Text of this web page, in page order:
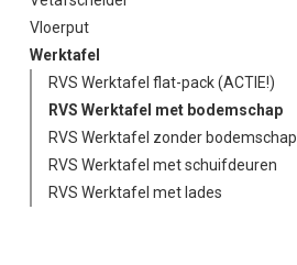
Vloerput
Werktafel
RVS Werktafel flat-pack (ACTIE!)
RVS Werktafel met bodemschap
RVS Werktafel zonder bodemschap
RVS Werktafel met schuifdeuren
RVS Werktafel met lades